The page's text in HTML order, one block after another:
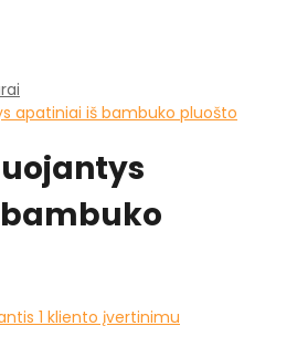
apatiniai iš bambuko pluošto
1 kliento įvertinimu